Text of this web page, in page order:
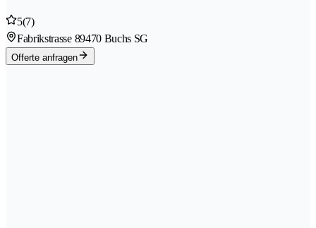
5(7)
Fabrikstrasse 89470 Buchs SG
Offerte anfragen